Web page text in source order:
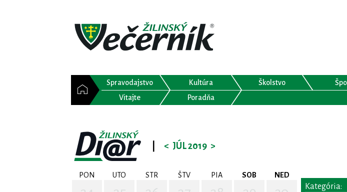
Spravodajstvo Kultúra Školstvo
Vitajte
Poradňa
< JÚL 2019 >
PON UTO STR ŠTV PIA SOB NED
Kategória: